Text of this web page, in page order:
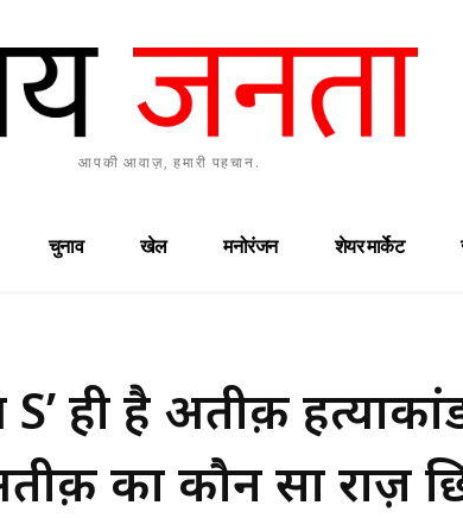
आपकी आवाज़, हमारी पहचान.
चुनाव खेल मनोरंजन शेयर मार्केट
ही है अतीक़
का कौन सा राज़